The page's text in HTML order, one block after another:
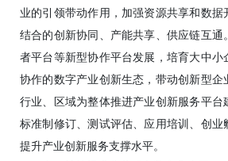
业的引领带动作用，加强资源共享和数据
结合的创新协同、产能共享、供应链互通
者平台等新型协作平台发展，培育大中小
协作的数字产业创新生态，带动创新型企
行业、区域为整体推进产业创新服务平台
标准制修订、测试评估、应用培训、创业
提升产业创新服务支撑水平。